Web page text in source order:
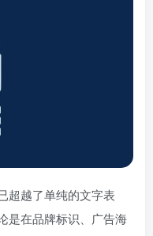
超越了单纯的文字表
是在品牌标识、广告海